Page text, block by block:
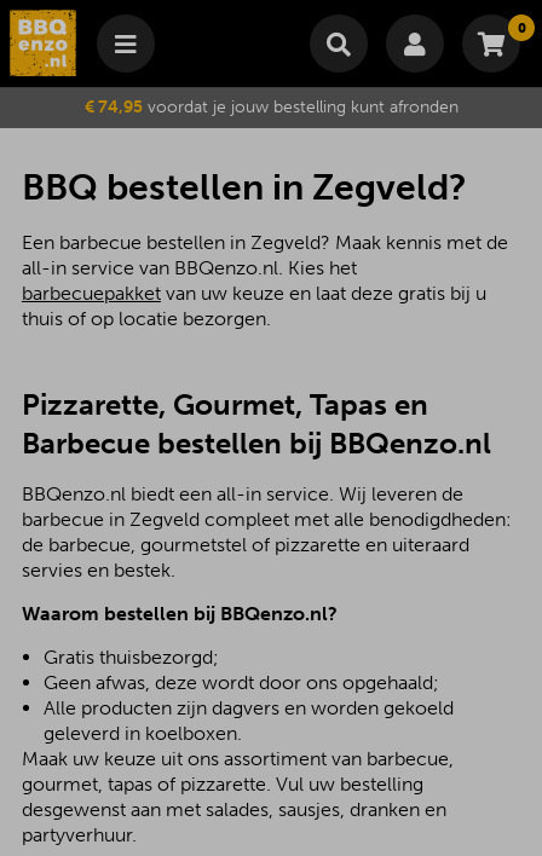
0
Winkelmand
Je winkelwagen is momenteel leeg.
Subtotaal €
Wijzig winkelmand Bestellen
€ 74,95voordat je jouw bestelling kunt afronden
BBQ bestellen in Zegveld?
Een barbecue bestellen in Zegveld? Maak kennis met de
all-in service van BBQenzo.nl. Kies het
barbecuepakketvan uw keuze en laat deze gratis bij u
thuis of op locatie bezorgen.
Pizzarette, Gourmet, Tapas en
Barbecue bestellen bij BBQenzo.nl
BBQenzo.nl biedt een all-in service. Wij leveren de
barbecue in Zegveld compleet met alle benodigdheden:
de barbecue, gourmetstel of pizzarette en uiteraard
servies en bestek.
Waarom bestellen bij BBQenzo.nl?
Gratis thuisbezorgd;
Geen afwas, deze wordt door ons opgehaald;
Alle producten zijn dagvers en worden gekoeld
geleverd in koelboxen.
Maak uw keuze uit ons assortiment van barbecue,
gourmet, tapas of pizzarette. Vul uw bestelling
desgewenst aan met salades, sausjes, dranken en
partyverhuur.